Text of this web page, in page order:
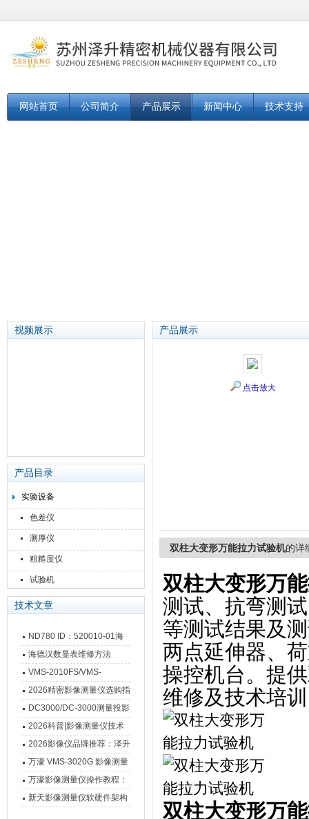
网站首页 公司简介 产品展示 新闻中心 技术支持
视频展示
产品目录
实验设备
色差仪
测厚仪
粗糙度仪
试验机
技术文章
ND780 ID：520010-01海
德汉数显表故障维修内容
海德汉数显表维修方法
VMS-2010FS/VMS-
3020FS/VMS-4030FS手动
影像测量仪技术参数
2026精密影像测量仪选购指
南 靠谱品牌一站式选型推荐
DC3000/DC-3000测量投影
仪万濠数据处理器数显表故
障维修方法
2026科普|影像测量仪技术
原理、分类及选型应用
2026影像仪品牌推荐：泽升
影像测量仪选型指南
万濠 VMS-3020G 影像测量
仪技术规格与应用解析
万濠影像测量仪操作教程：
从开机到出报告，新手也能
新天影像测量仪软硬件架构
产品展示
点击放大
双柱大变形万能拉力试验机的详
双柱大变形万
测试、抗弯测
等测试结果及
两点延伸器、
操控机台。提
维修及技术培
双柱大变形万